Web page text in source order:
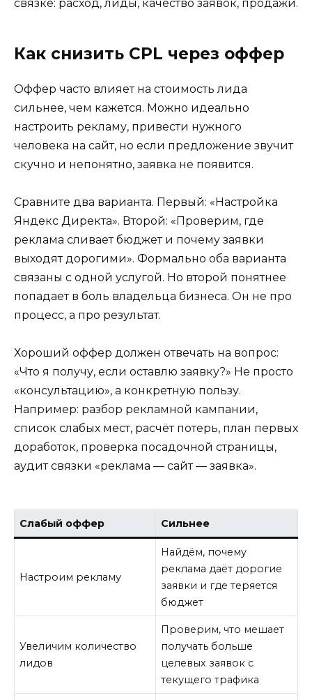
связке: расход, лиды, качество заявок, продажи.
Как снизить CPL через оффер
Оффер часто влияет на стоимость лида
сильнее, чем кажется. Можно идеально
настроить рекламу, привести нужного
человека на сайт, но если предложение звучит
скучно и непонятно, заявка не появится.
Сравните два варианта. Первый: «Настройка
Яндекс Директа». Второй: «Проверим, где
реклама сливает бюджет и почему заявки
выходят дорогими». Формально оба варианта
связаны с одной услугой. Но второй понятнее
попадает в боль владельца бизнеса. Он не про
процесс, а про результат.
Хороший оффер должен отвечать на вопрос:
«Что я получу, если оставлю заявку?» Не просто
«консультацию», а конкретную пользу.
Например: разбор рекламной кампании,
список слабых мест, расчёт потерь, план первых
доработок, проверка посадочной страницы,
аудит связки «реклама — сайт — заявка».
Слабый оффер Сильнее
Настроим рекламу
Найдём, почему
реклама даёт дорогие
заявки и где теряется
бюджет
Увеличим количество
лидов
Проверим, что мешает
получать больше
целевых заявок с
текущего трафика